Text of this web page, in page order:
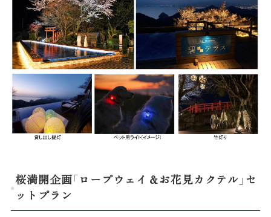
桜満開企画「ロープウェイ＆お花見カクテル」セ
ットプラン